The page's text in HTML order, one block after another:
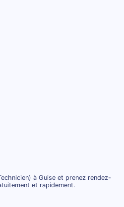
à Guise et prenez rendez-
et rapidement.